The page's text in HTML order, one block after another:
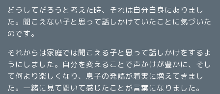
どうしてだろうと考えた時、それは自分自身にありまし
た。聞こえない子と思って話しかけていたことに気づいた
のです。
それからは家庭では聞こえる子と思って話しかけをするよ
うにしました。自分を変えることで声かけが豊かに、そし
て何より楽しくなり、息子の発語が着実に増えてきまし
た。一緒に見て聞いて感じたことが言葉になりました。